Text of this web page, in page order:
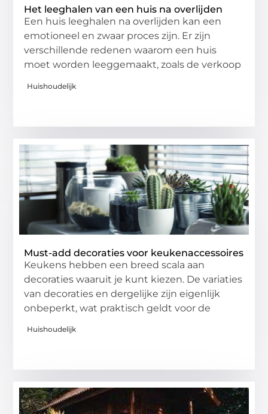
Het leeghalen van een huis na overlijden
Een huis leeghalen na overlijden kan een
emotioneel en zwaar proces zijn. Er zijn
verschillende redenen waarom een huis
moet worden leeggemaakt, zoals de verkoop
Huishoudelijk
Must-add decoraties voor keukenaccessoires
Keukens hebben een breed scala aan
decoraties waaruit je kunt kiezen. De variaties
van decoraties en dergelijke zijn eigenlijk
onbeperkt, wat praktisch geldt voor de
Huishoudelijk